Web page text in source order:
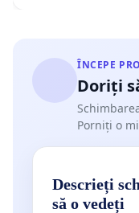
ÎNCEPE
Doriți
Porniți o
Descrieți
să o vedeți